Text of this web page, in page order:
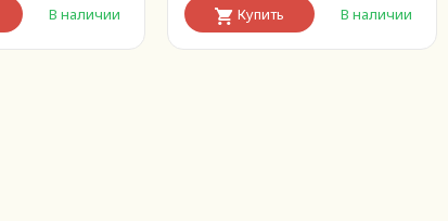
В наличии Купить В наличии